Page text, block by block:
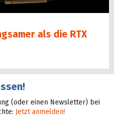
als die RTX
(oder einen Newsletter) bei
Jetzt anmelden!